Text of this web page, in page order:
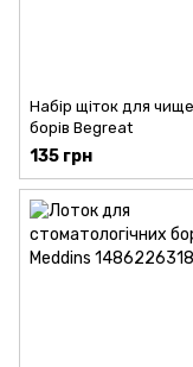
Набір щіток для
борів Begreat
135 грн